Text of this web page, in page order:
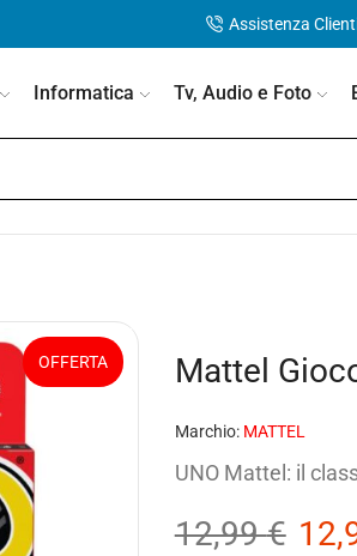
Assistenza
Informatica Tv, Audio e Foto
OFFERTA Mattel
Marchio: MATTEL
UNO Mattel: il
12,99€